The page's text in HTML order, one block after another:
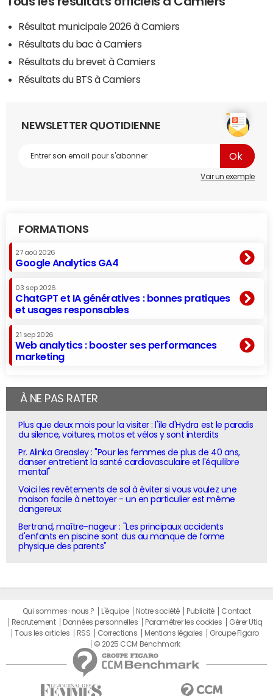
Résultat municipale 2026 à Camiers
Résultats du bac à Camiers
Résultats du brevet à Camiers
Résultats du BTS à Camiers
NEWSLETTER QUOTIDIENNE
Voir un exemple
FORMATIONS
27 aoû 2026
Google Analytics GA4
03 sep 2026
ChatGPT et IA génératives : bonnes pratiques
et usages responsables
21 sep 2026
Web analytics : booster ses performances
marketing
À NE PAS RATER
Plus que deux mois pour la visiter : l'île d'Hydra est le paradis
du silence, voitures, motos et vélos y sont interdits
Pr. Alinka Greasley : "Pour les femmes de plus de 40 ans,
danser entretient la santé cardiovasculaire et l'équilibre
mental"
Voici les revêtements de sol à éviter si vous voulez une
maison facile à nettoyer - un en particulier est même
dangereux
Bertrand, maître-nageur : "Les principaux accidents
d'enfants en piscine sont dus au manque de forme
physique des parents"
Qui sommes-nous ? L'équipe Notre société Publicité
Contact
Recrutement
Données personnelles Paramétrer les cookies
Gérer Utiq
Tous les articles
RSS Corrections Mentions légales
Groupe Figaro
© 2025 CCM Benchmark